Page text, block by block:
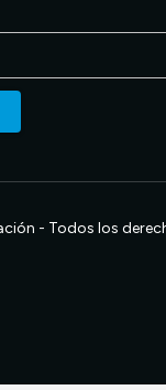
- Todos los